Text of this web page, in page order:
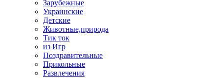
Зарубежные
Украинские
Детские
Животные,природа
Тик ток
из Игр
Поздравительные
Прикольные
Развлечения